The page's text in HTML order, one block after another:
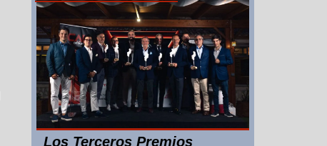
Los Terceros Premios